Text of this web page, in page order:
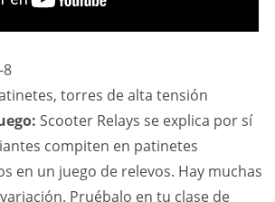
8
torres de alta tensión
Scooter Relays se explica por sí
compiten en patinetes
en un juego de relevos. Hay muchas
Pruébalo en tu clase de